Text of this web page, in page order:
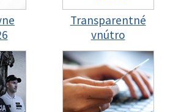
Transparentné
vnútro